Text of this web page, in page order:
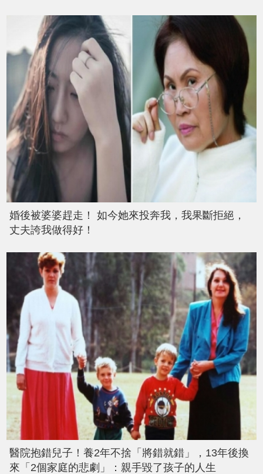
婚後被婆婆趕走！ 如今她來投奔我，我果斷拒絕，
丈夫誇我做得好！
醫院抱錯兒子！養2年不捨「將錯就錯」，13年後換
來「2個家庭的悲劇」：親手毀了孩子的人生